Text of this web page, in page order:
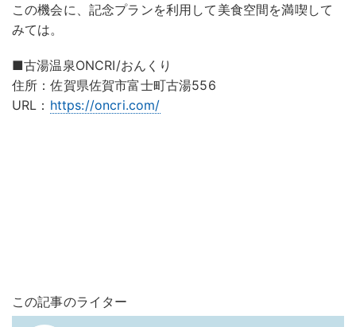
この機会に、記念プランを利用して美食空間を満喫して
みては。
■古湯温泉ONCRI/おんくり
住所：佐賀県佐賀市富士町古湯556
URL： https://oncri.com/
この記事のライター